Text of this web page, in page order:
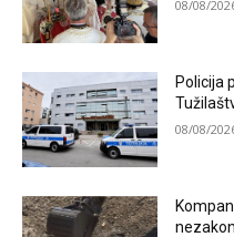
08/08/
Policija
08/08/